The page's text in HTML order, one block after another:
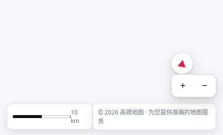
+ −
10
km
© 2026 高德地图 · 为您提供准确的地图服
务